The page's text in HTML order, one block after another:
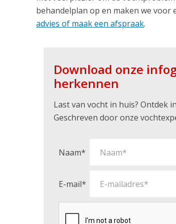
behandelplan op en maken we
advies of maak een afspraak.
Download onze
herkennen
Last van vocht in huis? Ontdek
Geschreven door onze
Naam*
E-mail*